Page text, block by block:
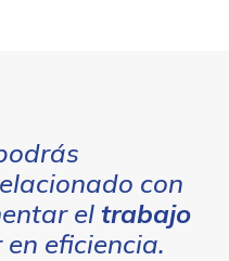
con
el trabajo
eficiencia.